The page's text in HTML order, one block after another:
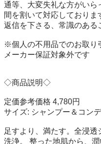
通等、大変失礼な方がい
間を割いて対応しており
返信を下さる、常識のある
※個人の不用品でのお取り
メーカー保証対象外です
◇商品説明◇
定価参考価格 4,780円
サイズ: シャンプー＆コン
足すより、満たす。全浸透
洗浄。 整った地肌から、